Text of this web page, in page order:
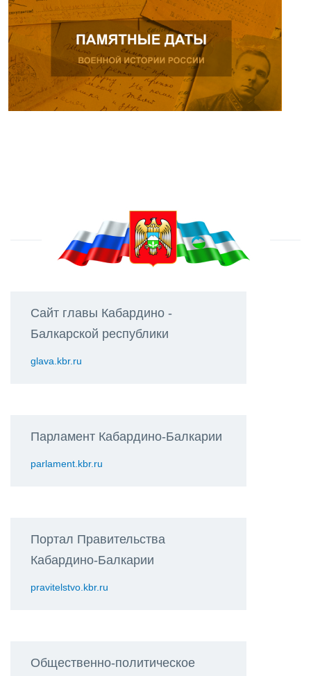
Сайт главы Кабардино -
Балкарской республики
glava.kbr.ru
Парламент Кабардино-Балкарии
parlament.kbr.ru
Портал Правительства
Кабардино-Балкарии
pravitelstvo.kbr.ru
Общественно-политическое